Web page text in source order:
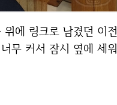
무 커서 잠시 옆에 세워